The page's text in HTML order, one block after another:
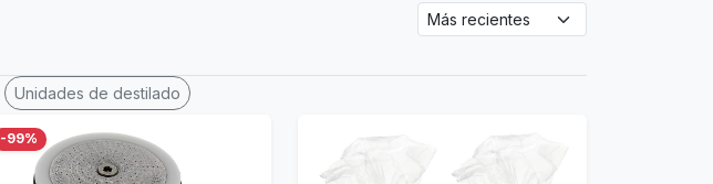
Unidades de destilado
-99%